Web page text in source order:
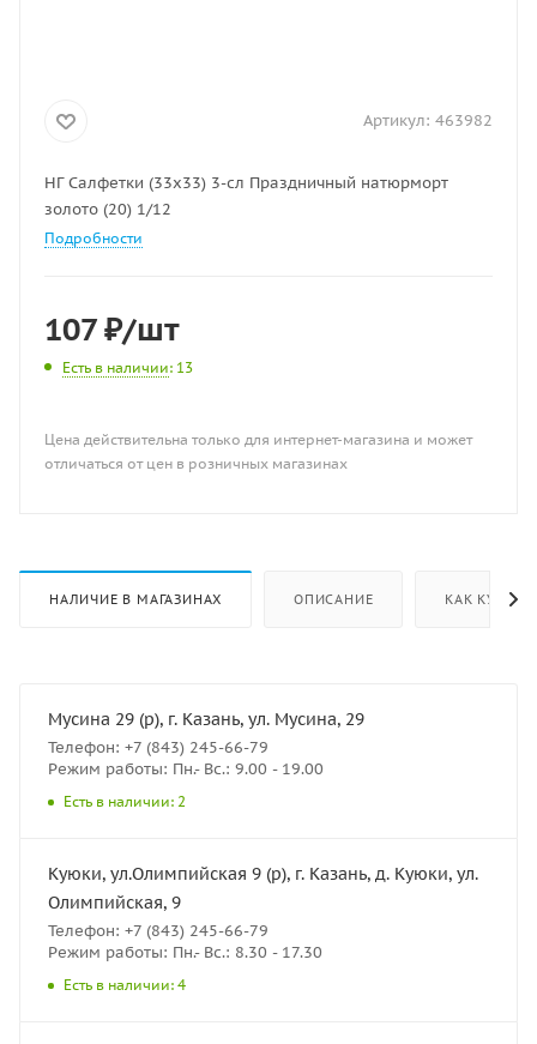
Артикул: 463982
НГ Салфетки (33х33) 3-сл Праздничный натюрморт
золото (20) 1/12
Подробности
107₽/шт
Есть в наличии: 13
Цена действительна только для интернет-магазина и может
отличаться от цен в розничных магазинах
НАЛИЧИЕ В МАГАЗИНАХ ОПИСАНИЕ КАК КУПИТЬ
Мусина 29 (р), г. Казань, ул. Мусина, 29
Телефон: +7 (843) 245-66-79
Режим работы: Пн.- Вс.: 9.00 - 19.00
Есть в наличии: 2
Куюки, ул.Олимпийская 9 (р), г. Казань, д. Куюки, ул.
Олимпийская, 9
Телефон: +7 (843) 245-66-79
Режим работы: Пн.- Вс.: 8.30 - 17.30
Есть в наличии: 4